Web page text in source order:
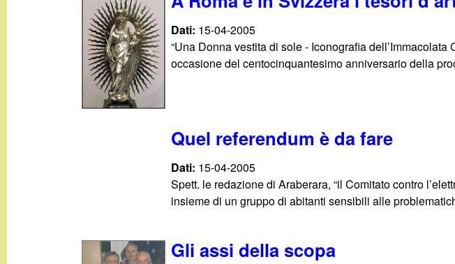
Dati: 15-04-2005
“Una Donna vestita di sole - Iconografia
occasione del centocinquantesimo anniversario della
Quel referendum è da fare
Dati: 15-04-2005
Spett. le redazione di Araberara, “il Comitato contro
insieme di un gruppo di abitanti sensibili alle
Gli assi della scopa